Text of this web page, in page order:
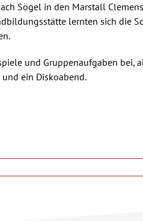
Sögel in den Marstall
lernten sich die
und Gruppenaufgaben bei,
ein Diskoabend.